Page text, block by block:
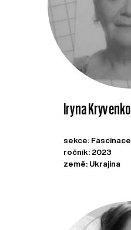
Iryna Kryvenko
sekce: Fascinace
ročník: 2023
země: Ukrajina